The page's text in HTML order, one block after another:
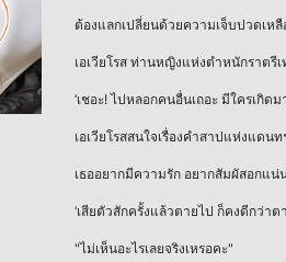
ต้องแลกเปลี่ยนด้วยความเจ็บปวดเ
เอเวียโรส ท่านหญิงแห่งตำหนักราตรี
‘เชอะ! ไปหลอกคนอื่นเถอะ มีใครเกิด
เอเวียโรสสนใจเรื่องคำสาปแห่งแดน
เธออยากมีความรัก อยากสัมผัสอกแน่
‘เสียตัวสักครั้งแล้วตายไป ก็คงดีกว่าต
"ไม่เห็นอะไรเลยจริงเหรอคะ"